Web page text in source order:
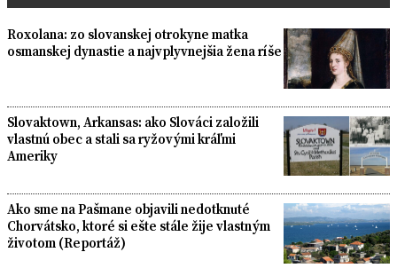
Roxolana: zo slovanskej otrokyne matka
osmanskej dynastie a najvplyvnejšia žena ríše
Slovaktown, Arkansas: ako Slováci založili
vlastnú obec a stali sa ryžovými kráľmi
Ameriky
Ako sme na Pašmane objavili nedotknuté
Chorvátsko, ktoré si ešte stále žije vlastným
životom (Reportáž)